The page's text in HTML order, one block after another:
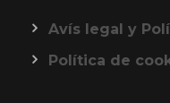
Avís legal y
Política de